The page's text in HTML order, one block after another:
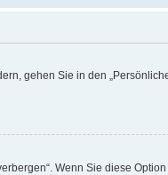
gehen Sie in den
Wenn Sie diese